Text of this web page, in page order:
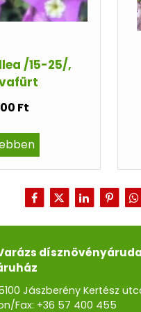
/15-25/,
Ft
Jászberény Kertész
Fax: +36 57 400 455